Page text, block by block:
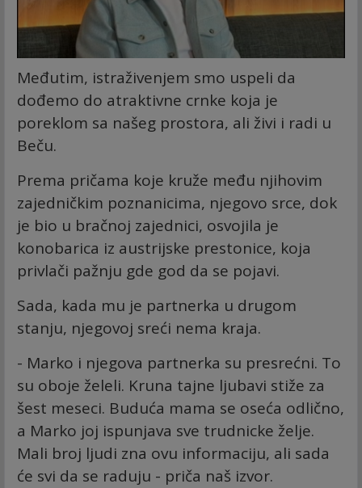
Međutim, istraživenjem smo uspeli da
dođemo do atraktivne crnke koja je
poreklom sa našeg prostora, ali živi i radi u
Beču.
Prema pričama koje kruže među njihovim
zajedničkim poznanicima, njegovo srce, dok
je bio u bračnoj zajednici, osvojila je
konobarica iz austrijske prestonice, koja
privlači pažnju gde god da se pojavi.
Sada, kada mu je partnerka u drugom
stanju, njegovoj sreći nema kraja.
- Marko i njegova partnerka su presrećni. To
su oboje želeli. Kruna tajne ljubavi stiže za
šest meseci. Buduća mama se oseća odlično,
a Marko joj ispunjava sve trudnicke želje.
Mali broj ljudi zna ovu informaciju, ali sada
će svi da se raduju - priča naš izvor.